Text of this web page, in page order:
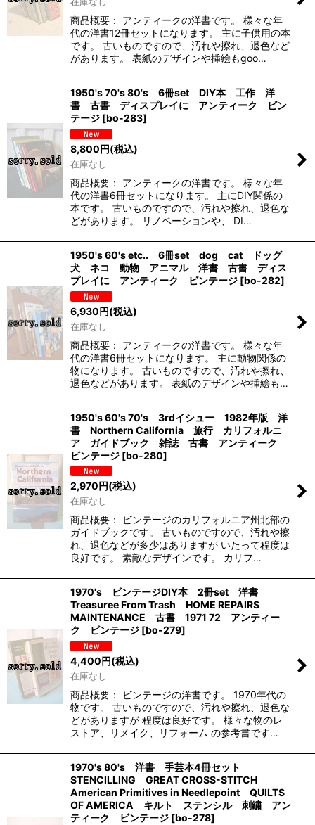
商品概要： アンティークの洋書です。 様々な年
代の洋書12冊セットになります。 主に子供用の本
です。 古いものですので、汚れや擦れ、退色など
があります。 表紙のデザインや挿絵もgoo…
1950's 70's 80's 6冊set DIY本 工作 洋
書 古書 ディスプレイに アンティーク ビン
テージ [bo-283]
8,800円(税込)
在庫なし
商品概要： アンティークの洋書です。 様々な年
代の洋書6冊セットになります。 主にDIY関係の
本です。 古いものですので、汚れや擦れ、退色な
どがあります。 リノベーションや、 DI…
1950's 60's etc.. 6冊set dog cat ドッグ
犬 ネコ 動物 アニマル 洋書 古書 ディス
プレイに アンティーク ビンテージ [bo-282]
6,930円(税込)
在庫なし
商品概要： アンティークの洋書です。 様々な年
代の洋書6冊セットになります。 主に動物関係の
物になります。 古いものですので、汚れや擦れ、
退色などがあります。 表紙のデザインや挿絵も…
1950's 60's 70's 3rdイシュー 1982年版 洋
書 Northern California 旅行 カリフォルニ
ア ガイドブック 雑誌 古書 アンティーク
ビンテージ [bo-280]
2,970 円(税込)
在庫なし
商品概要： ビンテージのカリフォルニア州北部の
ガイドブックです。 古いものですので、汚れや擦
れ、退色などが多少はありますが いたって程度は
良好です。 素敵なデザインです。 カリフ…
1970's ビンテージDIY本 2冊set 洋書
Treasuree From Trash HOME REPAIRS
MAINTENANCE 古書 1971 72 アンティー
ク ビンテージ [bo-279]
4,400円(税込)
在庫なし
商品概要： ビンテージの洋書です。 1970年代の
物です。 古いものですので、汚れや擦れ、退色な
どがありますが 程度は良好です。 様々な物のレ
ストア、リメイク、リフォーム の参考書です…
1970's 80's 洋書 手芸本4冊セット
STENCILLING GREAT CROSS-STITCH
American Primitives in Needlepoint QUILTS
OF AMERICA キルト ステンシル 刺繍 アン
ティーク ビンテージ [bo-278]